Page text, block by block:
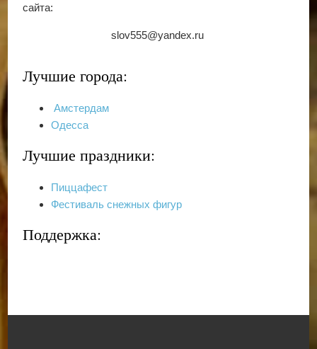
сайта:
slov555@yandex.ru
Лучшие города:
Амстердам
Одесса
Лучшие праздники:
Пиццафест
Фестиваль снежных фигур
Поддержка: